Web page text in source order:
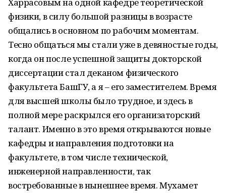
физики, в силу большой разницы в возрасте
общались в основном по рабочим моментам.
Тесно общаться мы стали уже в девяностые годы,
когда он после успешной защиты докторской
диссертации стал деканом физического
факультета БашГУ, а я – его заместителем. Время
для высшей школы было трудное, и здесь в
полной мере раскрылся его организаторский
талант. Именно в это время открываются новые
кафедры и направления подготовки на
факультете, в том числе технической,
инженерной направленности, так
востребованные в нынешнее время. Мухамет